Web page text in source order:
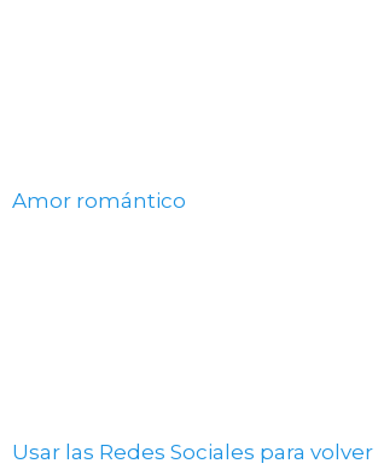
Amor romántico
Usar las Redes Sociales para